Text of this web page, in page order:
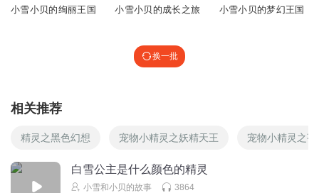
小雪小贝的绚丽王国 小雪小贝的成长之旅 小雪小贝的梦幻王国
换一批
相关推荐
精灵之黑色幻想 宠物小精灵之妖精天王 宠物小精灵之苍
白雪公主是什么颜色的精灵
小雪和小贝的故事 3864